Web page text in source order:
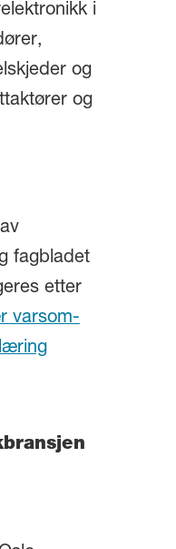
i
og
og
fagbladet
etter
varsom-